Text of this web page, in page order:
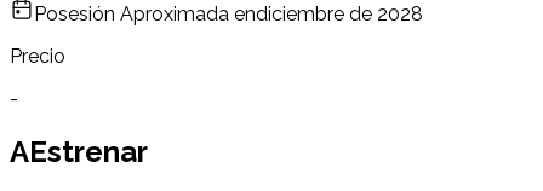
Posesión Aproximada endiciembre de 2028
Precio
-
AEstrenar